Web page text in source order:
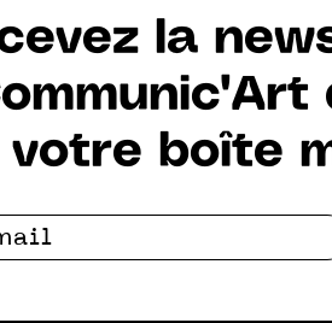
la
votre boîte